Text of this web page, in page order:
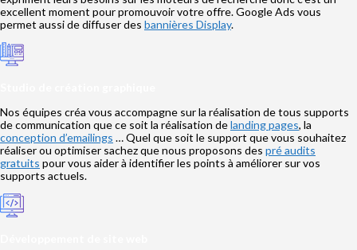
excellent moment pour promouvoir votre offre. Google Ads vous
permet aussi de diffuser des bannières Display.
Nos équipes créa vous accompagne sur la réalisation de tous supports
de communication que ce soit la réalisation delanding pages, la
conception d’emailings … Quel que soit le support que vous souhaitez
réaliser ou optimiser sachez que nous proposons des pré audits
gratuits pour vous aider à identifier les points à améliorer sur vos
supports actuels.